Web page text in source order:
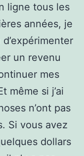
ligne tous les
années, je
un revenu
mes
même si j’ai
n’ont pas
Si vous avez
dollars